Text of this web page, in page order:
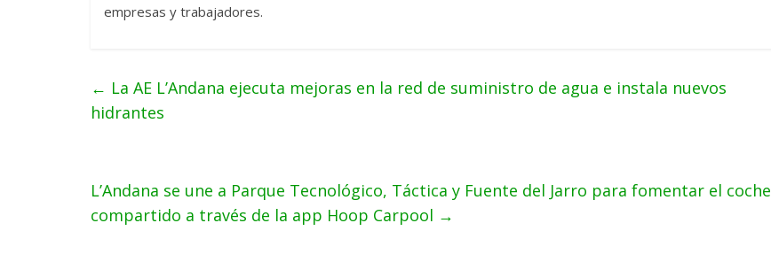
empresas y trabajadores.
← La AE L’Andana ejecuta mejoras en la red de suministro de agua e instala nuevos
hidrantes
L’Andana se une a Parque Tecnológico, Táctica y Fuente del Jarro para fomentar el coche
compartido a través de la app Hoop Carpool →